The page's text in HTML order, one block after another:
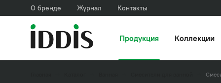
О бренде Журнал Контакты
Продукция Коллекции